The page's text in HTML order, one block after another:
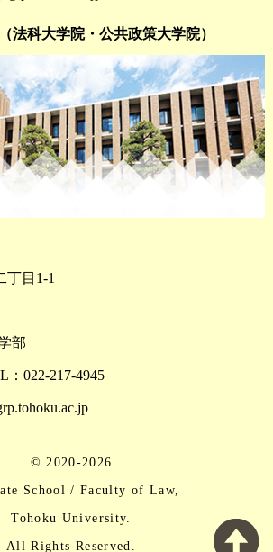
法科大学院・公共政策大学院）
丁目1-1
部
022-217-4945
© 2020-2026
School / Faculty of Law,
Tohoku University.
All Rights Reserved.